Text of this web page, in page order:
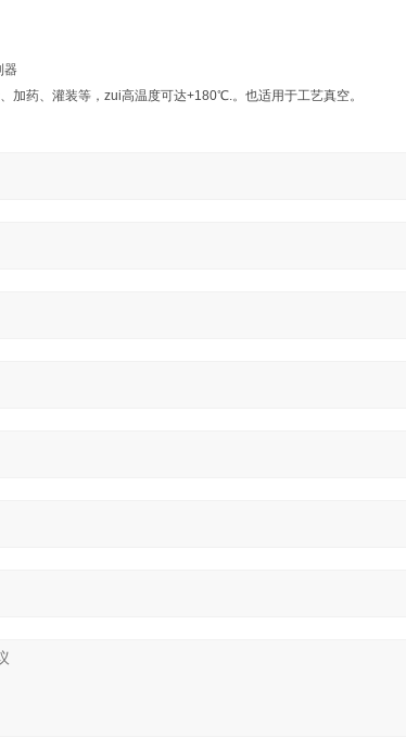
器
加药、灌装等，zui高温度可达+180℃.。也适用于工艺真空。